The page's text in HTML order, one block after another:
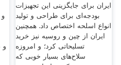
ایران برای جایگزینی این تجهیزات
بودجه‌ای برای طراحی و تولید
انواع اسلحه اختصاص داد. همچنین
ایران از چین و روسیه نیز خرید
تسلیحاتی کرد؛ و امروزه
سلاح‌های بسیار خوبی که